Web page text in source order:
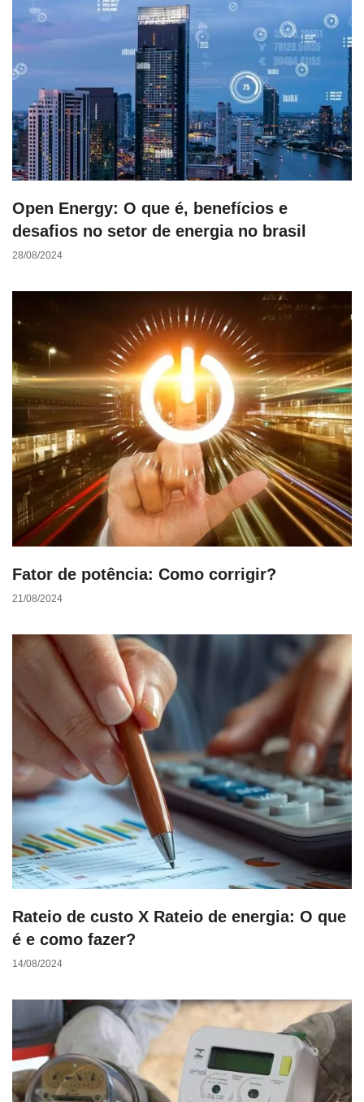
Open Energy: O que é, benefícios e
desafios no setor de energia no brasil
28/08/2024
Fator de potência: Como corrigir?
21/08/2024
Rateio de custo X Rateio de energia: O que
é e como fazer?
14/08/2024